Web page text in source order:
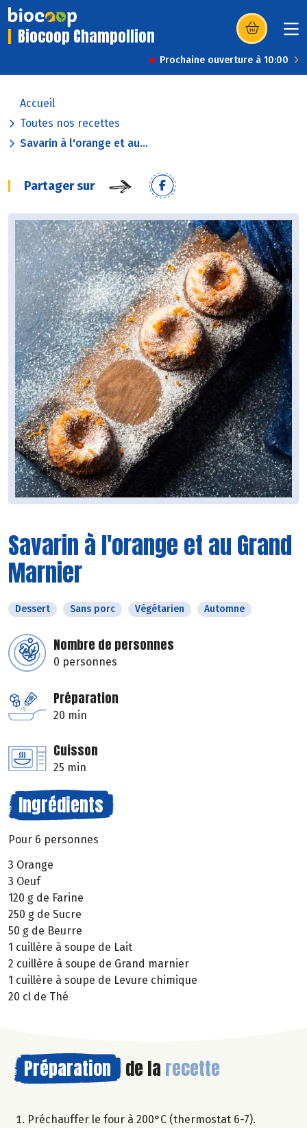
Biocoop Champollion (s’ouvre dans
Prochaine ouverture à 10:00
Accueil
Toutes nos recettes
Savarin à l'orange et au...
Partager sur
Savarin à l'orange et au Grand
Marnier
Dessert Sans porc Végétarien Automne
Nombre de personnes
0 personnes
Préparation
20 min
Cuisson
25 min
Ingrédients
Pour 6 personnes
3 Orange
3 Oeuf
120 g de Farine
250 g de Sucre
50 g de Beurre
1 cuillère à soupe de Lait
2 cuillère à soupe de Grand marnier
1 cuillère à soupe de Levure chimique
20 cl de Thé
Préparation de la recette
Préchauffer le four à 200°C (thermostat 6-7).